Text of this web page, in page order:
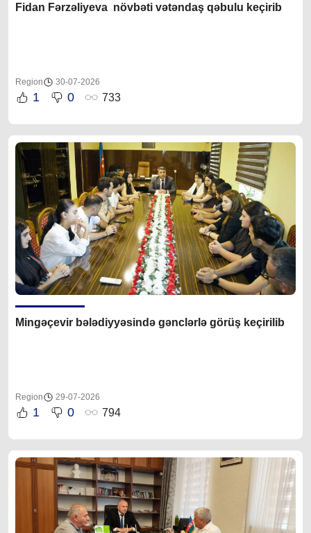
Fidan Fərzəliyeva növbəti vətəndaş qəbulu keçirib
Region 30-07-2026
1 0 733
Mingəçevir bələdiyyəsində gənclərlə görüş keçirilib
Region 29-07-2026
1 0 794